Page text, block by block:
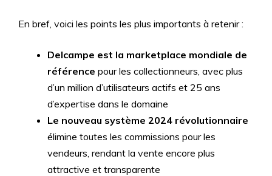
En bref, voici les points les plus importants à retenir :
Delcampe est la marketplace mondiale de
référence pour les collectionneurs, avec plus
d’un million d’utilisateurs actifs et 25 ans
d’expertise dans le domaine
Le nouveau système 2024 révolutionnaire
élimine toutes les commissions pour les
vendeurs, rendant la vente encore plus
attractive et transparente